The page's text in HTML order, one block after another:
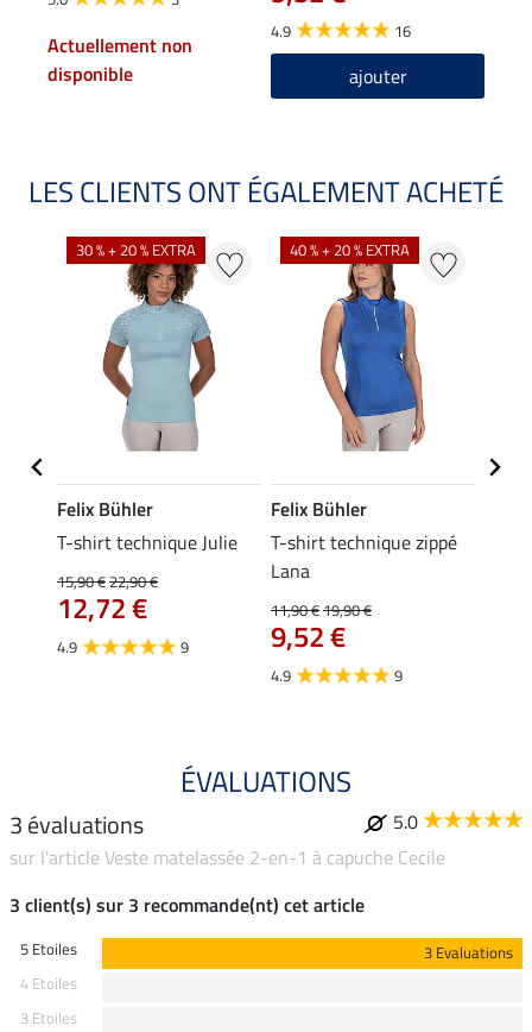
Actuellement non
disponible
4.9 16
ajouter
LES CLIENTS ONT ÉGALEMENT ACHETÉ
30 % + 20 % EXTRA
Felix Bühler
T-shirt technique Julie
15,90 €22,90 €
12,72 €
4.9 9
40 % + 20 % EXTRA
Felix Bühler
T-shirt technique zippé
Lana
11,90 €19,90 €
9,52 €
4.9 9
ÉVALUATIONS
3 évaluations
5.0
sur l'article Veste matelassée 2-en-1 à capuche Cecile
3 client(s) sur 3 recommande(nt) cet article
5 Etoiles
3 Evaluations
4 Etoiles
3 Etoiles